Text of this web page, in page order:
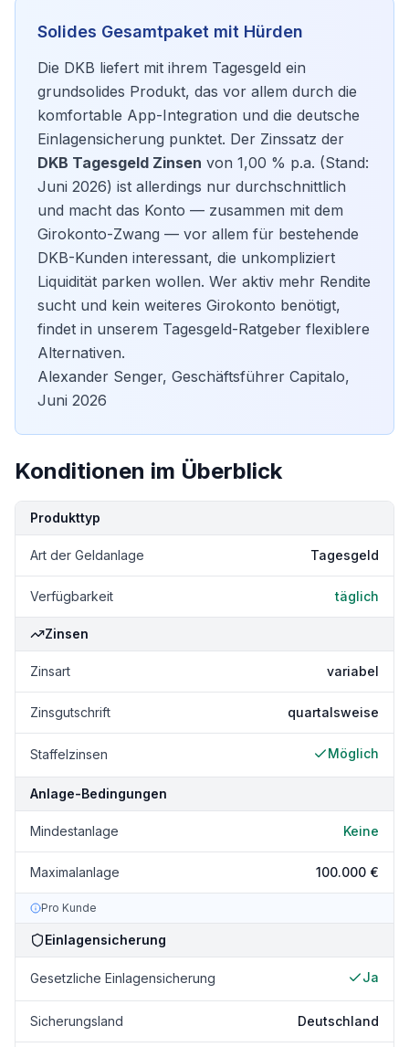
Solides Gesamtpaket mit Hürden
Die DKB liefert mit ihrem Tagesgeld ein
grundsolides Produkt, das vor allem durch die
komfortable App-Integration und die deutsche
Einlagensicherung punktet. Der Zinssatz der
DKB Tagesgeld Zinsen von 1,00 % p.a. (Stand:
Juni 2026) ist allerdings nur durchschnittlich
und macht das Konto — zusammen mit dem
Girokonto-Zwang — vor allem für bestehende
DKB-Kunden interessant, die unkompliziert
Liquidität parken wollen. Wer aktiv mehr Rendite
sucht und kein weiteres Girokonto benötigt,
findet in unserem Tagesgeld-Ratgeber flexiblere
Alternativen.
Alexander Senger, Geschäftsführer Capitalo,
Juni 2026
Konditionen im Überblick
KonditionDetails
Produkttyp
Art der Geldanlage Tagesgeld
Verfügbarkeit täglich
Zinsen
Zinsart variabel
Zinsgutschrift quartalsweise
Staffelzinsen Möglich
Anlage-Bedingungen
Mindestanlage Keine
Maximalanlage 100.000 €
Pro Kunde
Einlagensicherung
Gesetzliche Einlagensicherung Ja
Sicherungsland Deutschland